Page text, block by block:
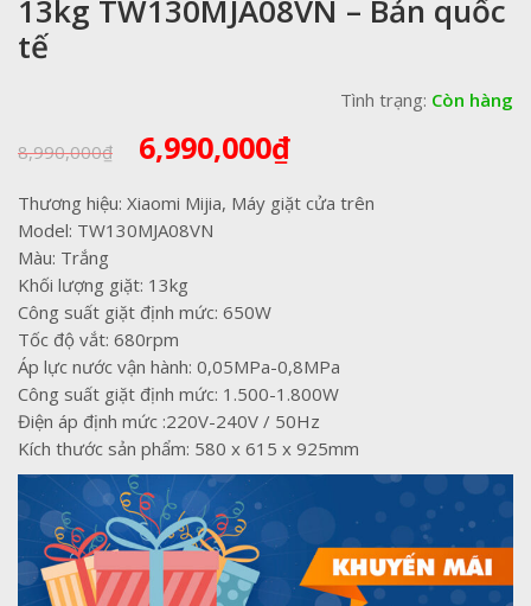
13kg TW130MJA08VN – Bản quốc
tế
Tình trạng: Còn hàng
8,990,000₫ Giá
gốc
là:
8,990,000₫.
6,990,000₫Giá
tại
Thương hiệu: Xiaomi Mijia, Máy giặt cửa trên
Model: TW130MJA08VN
Màu: Trắng
Khối lượng giặt: 13kg
Công suất giặt định mức: 650W
Tốc độ vắt: 680rpm
Áp lực nước vận hành: 0,05MPa-0,8MPa
Công suất giặt định mức: 1.500-1.800W
Điện áp định mức :220V-240V / 50Hz
Kích thước sản phẩm: 580 x 615 x 925mm